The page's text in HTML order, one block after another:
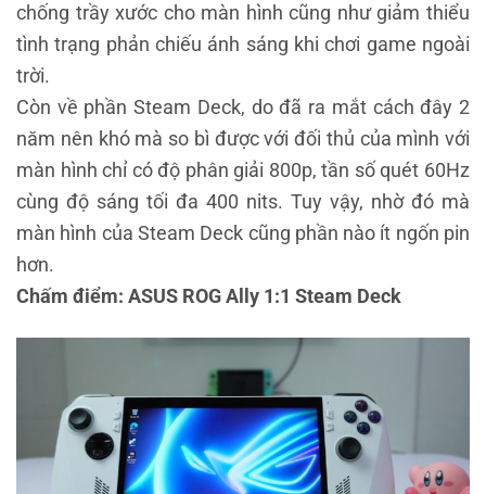
chống trầy xước cho màn hình cũng như giảm thiểu
tình trạng phản chiếu ánh sáng khi chơi game ngoài
trời.
Còn về phần Steam Deck, do đã ra mắt cách đây 2
năm nên khó mà so bì được với đối thủ của mình với
màn hình chỉ có độ phân giải 800p, tần số quét 60Hz
cùng độ sáng tối đa 400 nits. Tuy vậy, nhờ đó mà
màn hình của Steam Deck cũng phần nào ít ngốn pin
hơn.
Chấm điểm: ASUS ROG Ally 1:1 Steam Deck